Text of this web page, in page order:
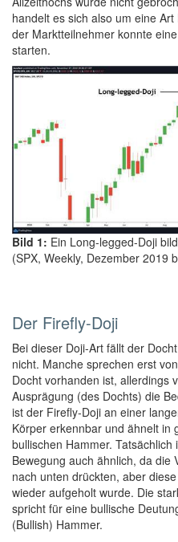
handelt es sich also um eine
der Marktteilnehmer konnte
starten.
Bild 1: Ein Long-legged-Doji
(SPX, Weekly, Dezember 2019
Der Firefly-Doji
Bei dieser Doji-Art fällt der
nicht. Manche sprechen erst
Docht vorhanden ist, allerdings
Ausprägung (des Dochts) die
ist der Firefly-Doji an einer
Körper erkennbar und ähnelt in
bullischen Hammer.
Bewegung auch ähnlich, da die
nach unten drückten, aber
wieder aufgeholt wurde. Die
spricht für eine bullische
(Bullish) Hammer.